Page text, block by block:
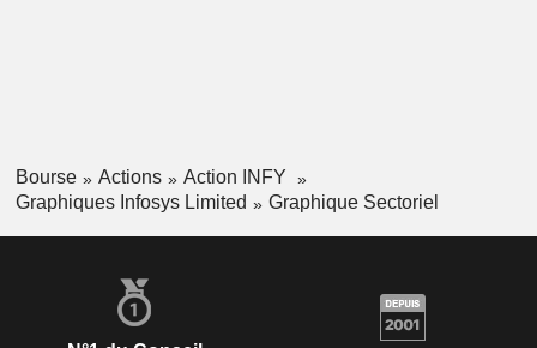
Bourse Actions
Action INFY
Graphiques Infosys Limited
Graphique Sectoriel